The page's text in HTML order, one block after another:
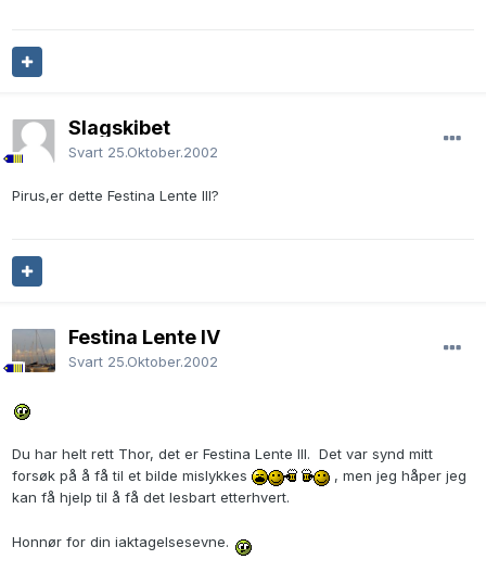
Slagskibet
Svart 25.Oktober.2002
Pirus,er dette Festina Lente III?
Festina Lente IV
Svart 25.Oktober.2002
Du har helt rett Thor, det er Festina Lente III. Det var synd mitt
forsøk på å få til et bilde mislykkes
, men jeg håper jeg
kan få hjelp til å få det lesbart etterhvert.
Honnør for din iaktagelsesevne.